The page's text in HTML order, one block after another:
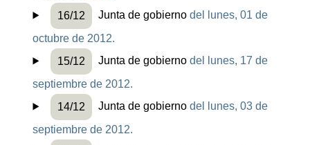
16/12
Junta de gobiernodel lunes, 01 de
octubre de 2012.
15/12
Junta de gobiernodel lunes, 17 de
septiembre de 2012.
14/12
Junta de gobiernodel lunes, 03 de
septiembre de 2012.